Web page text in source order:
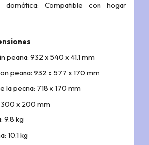
domótica: Compatible con hogar
peana: 932 x 540 x 41.1 mm
peana: 932 x 577 x 170 mm
la peana: 718 x 170 mm
300 x 200 mm
9.8 kg
10.1 kg